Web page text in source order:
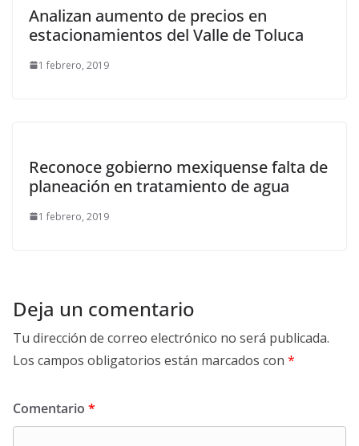
Analizan aumento de precios en
estacionamientos del Valle de Toluca
1 febrero, 2019
Reconoce gobierno mexiquense falta de
planeación en tratamiento de agua
1 febrero, 2019
Deja un comentario
Tu dirección de correo electrónico no será publicada.
Los campos obligatorios están marcados con *
Comentario *